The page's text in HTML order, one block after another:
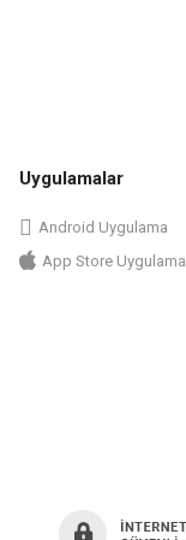
Uygulamalar
Android Uygulama
App Store Uygulama